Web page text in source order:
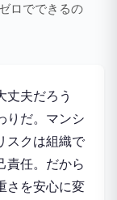
ロでできるの
丈夫だろう
りだ。マンシ
スクは組織で
責任。だから
さを安心に変